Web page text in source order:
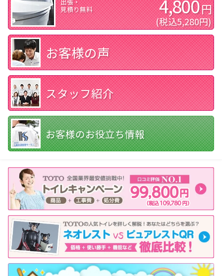
見積り無料 4,800円
(税込5,280円)
お客様の声
スタッフ紹介
お客様のお役立ち情報